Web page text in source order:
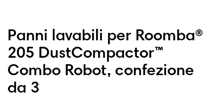
Panni lavabili per Roomba®
205 DustCompactor™
Combo Robot, confezione
da 3